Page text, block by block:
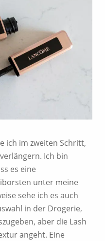
ich im zweiten Schritt,
Ich bin
es eine
unter meine
sehe ich es auch
in der Drogerie,
aber die Lash
angeht. Eine